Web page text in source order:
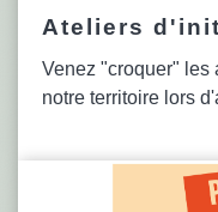
Ateliers
Venez "croquer" les
notre territoire lors